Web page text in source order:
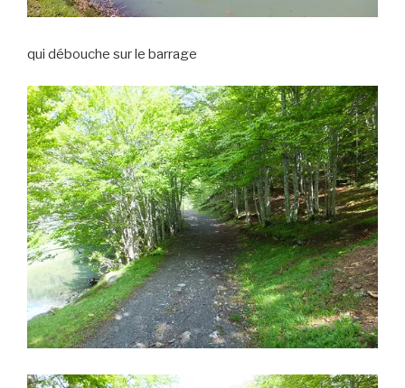
qui débouche sur le barrage